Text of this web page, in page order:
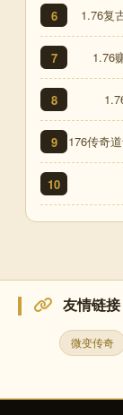
6 1.76复
7 1.76
8
9 176传奇
10
友情链接
微变传奇